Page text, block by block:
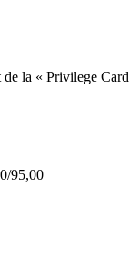
la « Privilege
95,00